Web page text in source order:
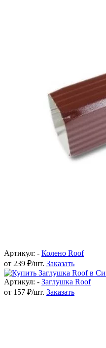
Артикул: - Колено Roof
от 239 ₽/шт. Заказать
Артикул: - Заглушка Roof
от 157 ₽/шт. Заказать